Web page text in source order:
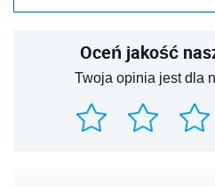
Oceń jakość
Twoja opinia jest dla